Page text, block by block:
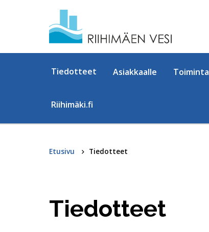
Hyppää sisältöön
Tiedotteet Asiakkaalle Toiminta
Riihimäki.fi
Etusivu Tiedotteet
Tiedotteet